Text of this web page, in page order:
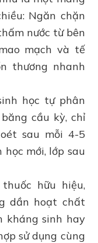
Ngăn chặn
nước từ bên
mạch và tế
thương nhanh
học tự phân
cầu kỳ, chỉ
sau mỗi 4-5
mới, lớp sau
hữu hiệu,
dần hoạt chất
kháng sinh hay
sử dụng cùng